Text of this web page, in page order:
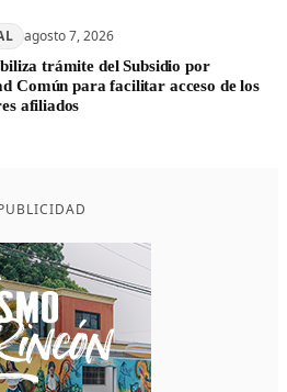
agosto 7, 2026
trámite del Subsidio por
Común para facilitar acceso de los
afiliados